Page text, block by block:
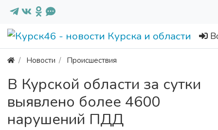
Новости Происшествия
В Курской области за сутки
выявлено более 4600
нарушений ПДД